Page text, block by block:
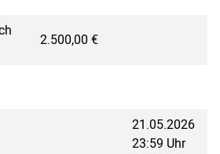
2.500,00 €
21.05.2026
23:59 Uhr